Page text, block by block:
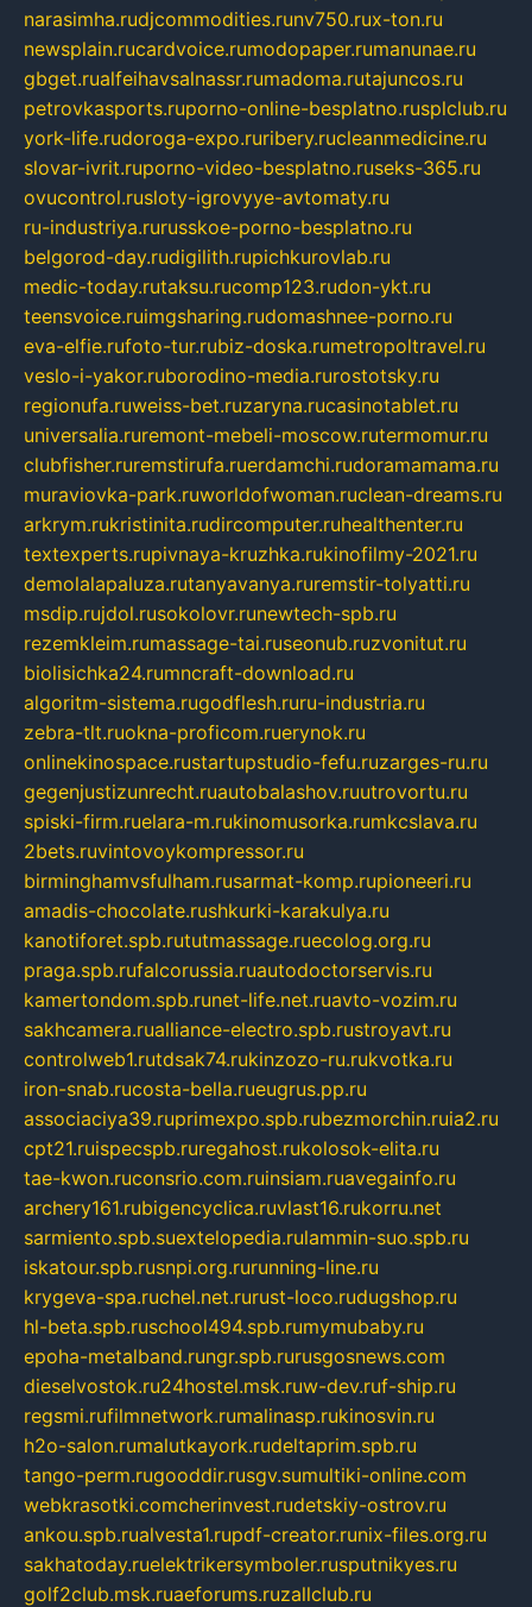
narasimha.rudjcommodities.runv750.rux-ton.ru
newsplain.rucardvoice.rumodopaper.rumanunae.ru
gbget.rualfeihavsalnassr.rumadoma.rutajuncos.ru
petrovkasports.ruporno-online-besplatno.rusplclub.ru
york-life.rudoroga-expo.ruribery.rucleanmedicine.ru
slovar-ivrit.ruporno-video-besplatno.ruseks-365.ru
ovucontrol.rusloty-igrovyye-avtomaty.ru
ru-industriya.rurusskoe-porno-besplatno.ru
belgorod-day.rudigilith.rupichkurovlab.ru
medic-today.rutaksu.rucomp123.rudon-ykt.ru
teensvoice.ruimgsharing.rudomashnee-porno.ru
eva-elfie.rufoto-tur.rubiz-doska.rumetropoltravel.ru
veslo-i-yakor.ruborodino-media.rurostotsky.ru
regionufa.ruweiss-bet.ruzaryna.rucasinotablet.ru
universalia.ruremont-mebeli-moscow.rutermomur.ru
clubfisher.ruremstirufa.ruerdamchi.rudoramamama.ru
muraviovka-park.ruworldofwoman.ruclean-dreams.ru
arkrym.rukristinita.rudircomputer.ruhealthenter.ru
textexperts.rupivnaya-kruzhka.rukinofilmy-2021.ru
demolalapaluza.rutanyavanya.ruremstir-tolyatti.ru
msdip.rujdol.rusokolovr.runewtech-spb.ru
rezemkleim.rumassage-tai.ruseonub.ruzvonitut.ru
biolisichka24.rumncraft-download.ru
algoritm-sistema.rugodflesh.ruru-industria.ru
zebra-tlt.ruokna-proficom.ruerynok.ru
onlinekinospace.rustartupstudio-fefu.ruzarges-ru.ru
gegenjustizunrecht.ruautobalashov.ruutrovortu.ru
spiski-firm.ruelara-m.rukinomusorka.rumkcslava.ru
2bets.ruvintovoykompressor.ru
birminghamvsfulham.rusarmat-komp.rupioneeri.ru
amadis-chocolate.rushkurki-karakulya.ru
kanotiforet.spb.rututmassage.ruecolog.org.ru
praga.spb.rufalcorussia.ruautodoctorservis.ru
kamertondom.spb.runet-life.net.ruavto-vozim.ru
sakhcamera.rualliance-electro.spb.rustroyavt.ru
controlweb1.rutdsak74.rukinzozo-ru.rukvotka.ru
iron-snab.rucosta-bella.rueugrus.pp.ru
associaciya39.ruprimexpo.spb.rubezmorchin.ruia2.ru
cpt21.ruispecspb.ruregahost.rukolosok-elita.ru
tae-kwon.ruconsrio.com.ruinsiam.ruavegainfo.ru
archery161.rubigencyclica.ruvlast16.rukorru.net
sarmiento.spb.suextelopedia.rulammin-suo.spb.ru
iskatour.spb.rusnpi.org.rurunning-line.ru
krygeva-spa.ruchel.net.rurust-loco.rudugshop.ru
hl-beta.spb.ruschool494.spb.rumymubaby.ru
epoha-metalband.rungr.spb.rurusgosnews.com
dieselvostok.ru24hostel.msk.ruw-dev.ruf-ship.ru
regsmi.rufilmnetwork.rumalinasp.rukinosvin.ru
h2o-salon.rumalutkayork.rudeltaprim.spb.ru
tango-perm.rugooddir.rusgv.sumultiki-online.com
webkrasotki.comcherinvest.rudetskiy-ostrov.ru
ankou.spb.rualvesta1.rupdf-creator.runix-files.org.ru
sakhatoday.ruelektrikersymboler.rusputnikyes.ru
golf2club.msk.ruaeforums.ruzallclub.ru